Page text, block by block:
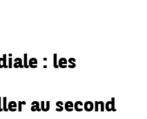
: les
au second